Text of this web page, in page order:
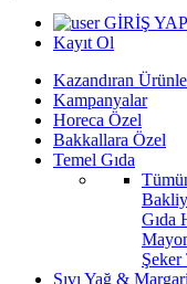
GİRİŞ YAP
Kayıt Ol
Kazandıran
Kampanyalar
Horeca Özel
Bakkallara Özel
Temel Gıda
Gıda
Şeker
Sıvı Yağ &